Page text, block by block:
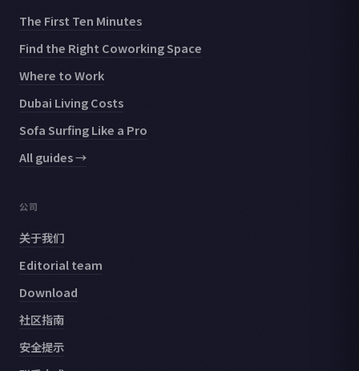
The First Ten Minutes
Find the Right Coworking Space
Where to Work
Dubai Living Costs
Sofa Surfing Like a Pro
All guides →
公司
关于我们
Editorial team
Download
社区指南
安全提示